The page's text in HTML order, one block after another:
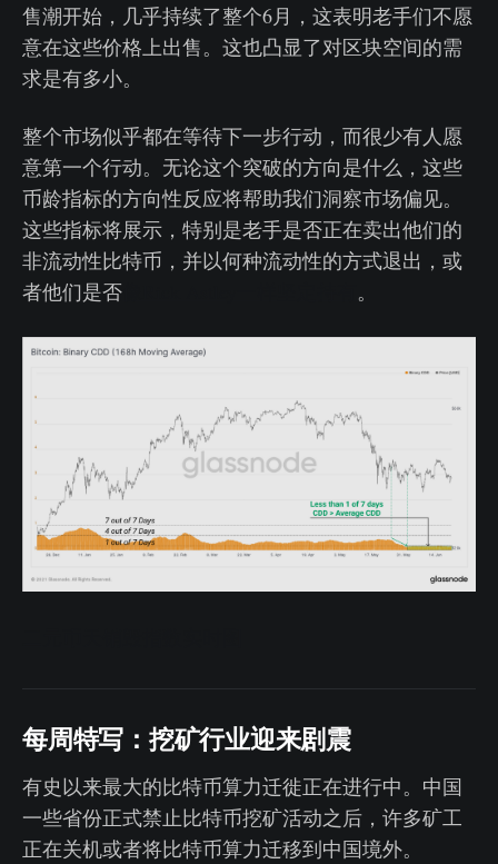
售潮开始，几乎持续了整个6月，这表明老手们不愿
意在这些价格上出售。这也凸显了对区块空间的需
求是有多小。
整个市场似乎都在等待下一步行动，而很少有人愿
意第一个行动。无论这个突破的方向是什么，这些
币龄指标的方向性反应将帮助我们洞察市场偏见。
这些指标将展示，特别是老手是否正在卖出他们的
非流动性比特币，并以何种流动性的方式退出，或
者他们是否
。
每周特写：挖矿行业迎来剧震
有史以来最大的比特币算力迁徙正在进行中。中国
一些省份正式禁止比特币挖矿活动之后，许多矿工
正在关机或者将比特币算力迁移到中国境外。